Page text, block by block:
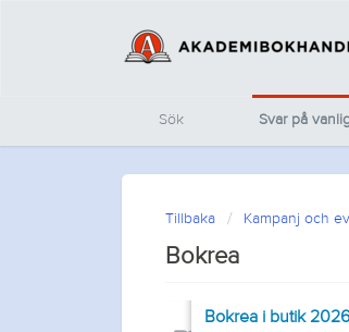
Sök Svar på
Tillbaka Kampanj och
Bokrea
Bokrea i butik 2026